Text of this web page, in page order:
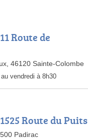
Route de
46120 Sainte-Colombe
au vendredi à 8h30
Route du Puits
Padirac